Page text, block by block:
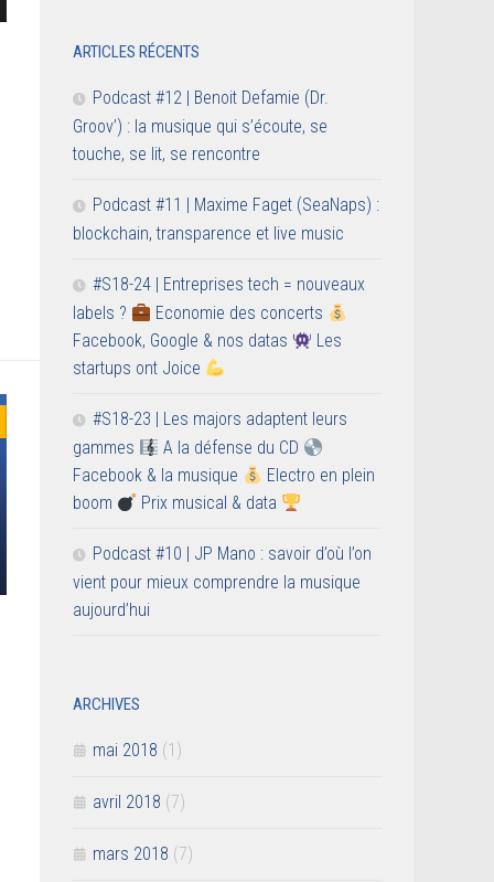
ARTICLES RÉCENTS
Podcast #12 | Benoit Defamie (Dr.
Groov’) : la musique qui s’écoute, se
touche, se lit, se rencontre
Podcast #11 | Maxime Faget (SeaNaps) :
blockchain, transparence et live music
#S18-24 | Entreprises tech = nouveaux
labels ?
Economie des concerts
Facebook, Google & nos datas
Les
startups ont Joice
#S18-23 | Les majors adaptent leurs
gammes
A la défense du CD
Facebook & la musique
Electro en plein
boom
Prix musical & data
Podcast #10 | JP Mano : savoir d’où l’on
vient pour mieux comprendre la musique
aujourd’hui
ARCHIVES
mai 2018 (1)
avril 2018 (7)
mars 2018 (7)